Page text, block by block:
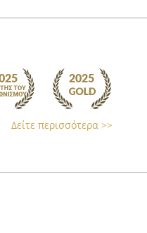
Δείτε περισσότερα >>